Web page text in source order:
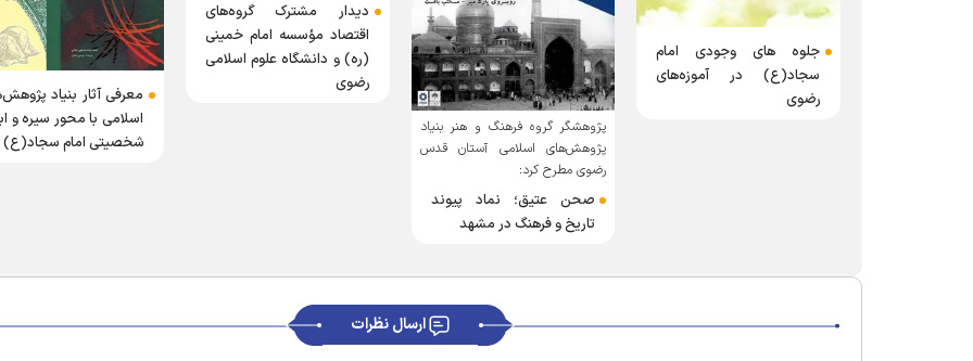
جلوه های وجودی امام
سجاد(ع) در آموزه‌های
رضوی
پژوهشگر گروه فرهنگ و هنر بنیاد
پژوهش‌های اسلامی آستان قدس
رضوی مطرح کرد:
صحن عتیق؛ نماد پیوند
تاریخ و فرهنگ در مشهد
دیدار مشترک گروه‌های
اقتصاد مؤسسه امام خمینی
(ره) و دانشگاه علوم اسلامی
رضوی
معرفی آثار بنیاد
اسلامی با محور سیره و
شخصیتی امام سجاد(ع)
ارسال نظرات